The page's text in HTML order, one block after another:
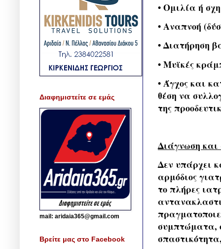
• Ομιλία ή
• Αναπνοή
• Διατήρηση
• Μυϊκές
• Άγχος και
θέση να
της
Διάγνωση και
Δεν υπάρχει
αρμόδιος
το πλήρες
συμπτώματα,
Διαφημιστείτε σε εμάς
mail: aridaia365@gmail.com
Βρείτε μας στο Facebook